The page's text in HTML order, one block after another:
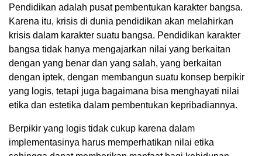
Pendidikan adalah pusat pembentukan karakter bangsa.
Karena itu, krisis di dunia pendidikan akan melahirkan
krisis dalam karakter suatu bangsa. Pendidikan karakter
bangsa tidak hanya mengajarkan nilai yang berkaitan
dengan yang benar dan yang salah, yang berkaitan
dengan iptek, dengan membangun suatu konsep berpikir
yang logis, tetapi juga bagaimana bisa menghayati nilai
etika dan estetika dalam pembentukan kepribadiannya.
Berpikir yang logis tidak cukup karena dalam
implementasinya harus memperhatikan nilai etika